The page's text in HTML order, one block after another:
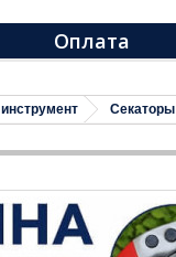
Оплата
Секаторы